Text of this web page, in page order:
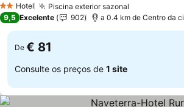
2 Estrelas
Hotel Piscina exterior sazonal
9,5 Excelente 902 a 0.4 km de Centro da
De € 81
Consulte os preços de 1 site